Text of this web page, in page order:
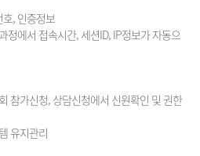
, 인증정보
정에서 접속시간, 세션ID, IP정보가 자동으
참가신청, 상담신청에서 신원확인 및 권한
유지관리